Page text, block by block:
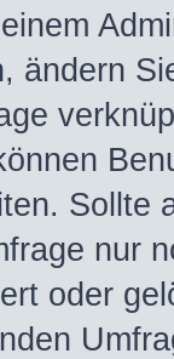
ändern
Sollte
nur
oder